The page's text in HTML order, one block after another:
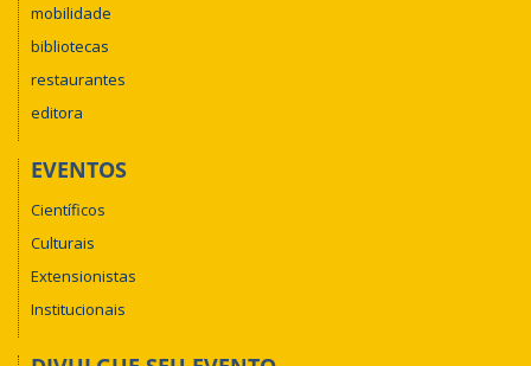
mobilidade
bibliotecas
restaurantes
editora
EVENTOS
Científicos
Culturais
Extensionistas
Institucionais